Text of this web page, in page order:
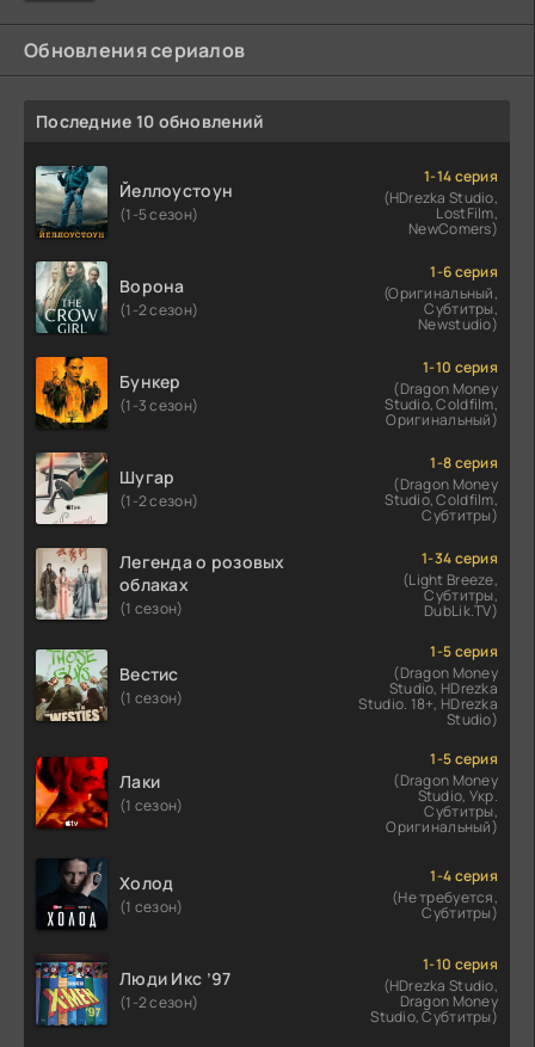
Обновления сериалов
Последние 10 обновлений
Йеллоустоун
(1-5 сезон)
1-14 серия
(HDrezka Studio,
LostFilm,
NewComers)
Ворона
(1-2 сезон)
1-6 серия
(Оригинальный,
Субтитры,
Newstudio)
Бункер
(1-3 сезон)
1-10 серия
(Dragon Money
Studio, Coldfilm,
Оригинальный)
Шугар
(1-2 сезон)
1-8 серия
(Dragon Money
Studio, Coldfilm,
Субтитры)
Легенда о розовых
облаках
(1 сезон)
1-34 серия
(Light Breeze,
Субтитры,
DubLik.TV)
Вестис
(1 сезон)
1-5 серия
(Dragon Money
Studio, HDrezka
Studio. 18+, HDrezka
Studio)
Лаки
(1 сезон)
1-5 серия
(Dragon Money
Studio, Укр.
Субтитры,
Оригинальный)
Холод
(1 сезон)
1-4 серия
(Не требуется,
Субтитры)
Люди Икс ’97
(1-2 сезон)
1-10 серия
(HDrezka Studio,
Dragon Money
Studio, Субтитры)